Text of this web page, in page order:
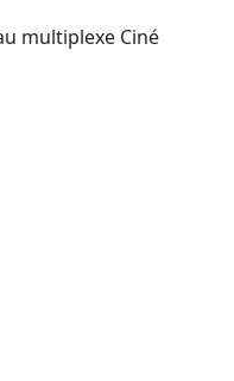
multiplexe Ciné